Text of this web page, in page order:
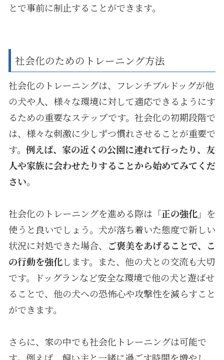
とで事前に制止することができます。
社会化のためのトレーニング方法
社会化のトレーニングは、フレンチブルドッグが他
の犬や人、様々な環境に対して適応できるようにす
るための重要なステップです。社会化の初期段階で
は、様々な刺激に少しずつ慣れさせることが重要で
す。 例えば、家の近くの公園に連れて行ったり、友
人や家族に会わせたりすることから始めてみてくだ
さい。
社会化のトレーニングを進める際は「正の強化」を
使うと良いでしょう。犬が落ち着いた態度で新しい
状況に対処できた場合、
ご褒美をあげることで、こ
の行動を強化します。また、他の犬との交流も大切
です。ドッグランなど安全な環境で他の犬と遊ばせ
ることで、他の犬への恐怖心や攻撃性を減らすこと
ができます。
さらに、家の中でも社会化トレーニングは可能で